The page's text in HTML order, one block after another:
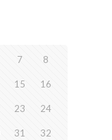
7 8
15 16
23 24
31 32